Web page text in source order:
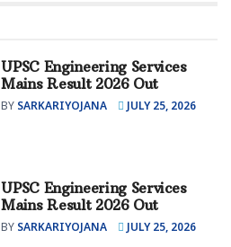
UPSC Engineering Services
Mains Result 2026 Out
BY SARKARIYOJANA JULY 25, 2026
UPSC Engineering Services
Mains Result 2026 Out
BY SARKARIYOJANA JULY 25, 2026